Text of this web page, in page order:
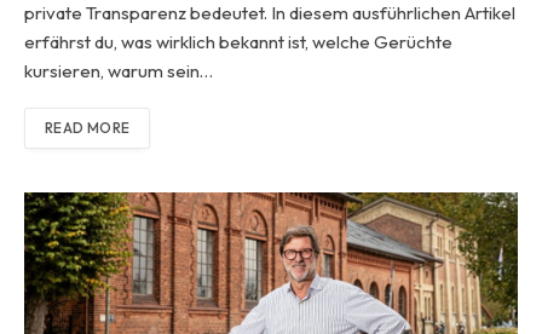
private Transparenz bedeutet. In diesem ausführlichen Artikel
erfährst du, was wirklich bekannt ist, welche Gerüchte
kursieren, warum sein…
READ MORE